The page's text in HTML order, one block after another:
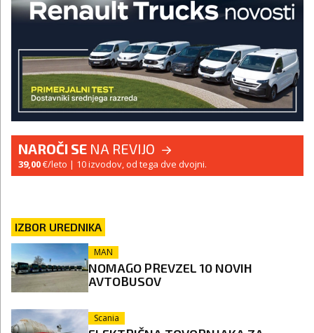
NAROČI SE NA REVIJO
39,00€/leto | 10 izvodov, od tega dve dvojni.
IZBOR UREDNIKA
MAN
NOMAGO PREVZEL 10 NOVIH
AVTOBUSOV
Scania